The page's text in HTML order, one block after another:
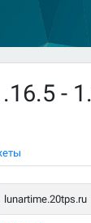
-
lunartime.20tps.ru